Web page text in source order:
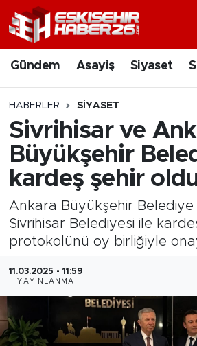
Gündem Asayiş Siyaset
HABERLER SIYASET
Sivrihisar ve
Büyükşehir
kardeş şehir
Ankara Büyükşehir Belediye
Sivrihisar Belediyesi ile
protokolünü oy birliğiyle
11.03.2025 - 11:59
YAYINLANMA
Gündem
Asayiş
Siyaset
Spor
Ekonomi
Sanat
Bölge
Nöbetçi Eczaneler
Hava Durumu
Trafik Durumu
Süper Lig Puan Durumu ve
Tüm Manşetler
Son Dakika Haberleri